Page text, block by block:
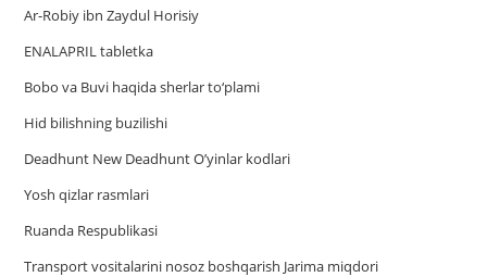
Ar-Robiy ibn Zaydul Horisiy
ENALAPRIL tabletka
Bobo va Buvi haqida sherlar to‘plami
Hid bilishning buzilishi
Deadhunt New Deadhunt O’yinlar kodlari
Yosh qizlar rasmlari
Ruanda Respublikasi
Trаnsport vositаlаrini nosoz boshqаrish Jаrimа miqdori